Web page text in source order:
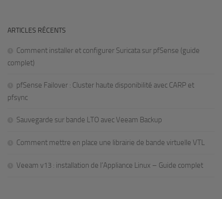
ARTICLES RÉCENTS
Comment installer et configurer Suricata sur pfSense (guide
complet)
pfSense Failover : Cluster haute disponibilité avec CARP et
pfsync
Sauvegarde sur bande LTO avec Veeam Backup
Comment mettre en place une librairie de bande virtuelle VTL
Veeam v13 : installation de l’Appliance Linux – Guide complet